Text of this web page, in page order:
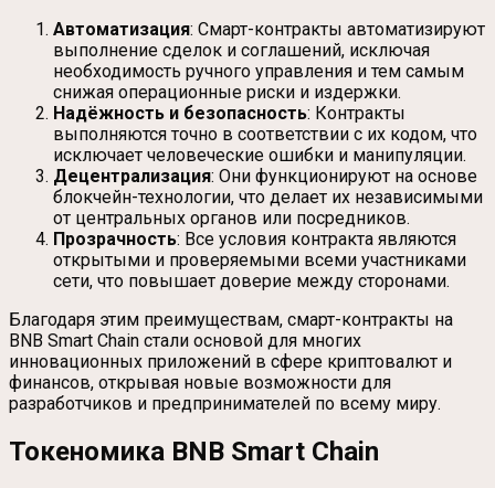
Автоматизация: Смарт-контракты автоматизируют
выполнение сделок и соглашений, исключая
необходимость ручного управления и тем самым
снижая операционные риски и издержки.
Надёжность и безопасность: Контракты
выполняются точно в соответствии с их кодом, что
исключает человеческие ошибки и манипуляции.
Децентрализация: Они функционируют на основе
блокчейн-технологии, что делает их независимыми
от центральных органов или посредников.
Прозрачность: Все условия контракта являются
открытыми и проверяемыми всеми участниками
сети, что повышает доверие между сторонами.
Благодаря этим преимуществам, смарт-контракты на
BNB Smart Chain стали основой для многих
инновационных приложений в сфере криптовалют и
финансов, открывая новые возможности для
разработчиков и предпринимателей по всему миру.
Токеномика BNB Smart Chain